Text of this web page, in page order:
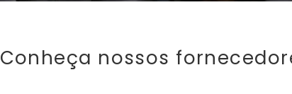
Conheça nossos